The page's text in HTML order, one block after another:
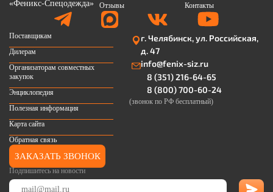
Отзывы
Контакты
Подпишитесь на новости
Поставщикам
Дилерам
Организаторам совместных
закупок
Энциклопедия
Полезная информация
Карта сайта
Обратная связь
г. Челябинск, ул. Российская,
д. 47
info@fenix-siz.ru
8 (351) 216-64-65
8 (800) 700-60-24
(звонок по РФ бесплатный)
ЗАКАЗАТЬ ЗВОНОК